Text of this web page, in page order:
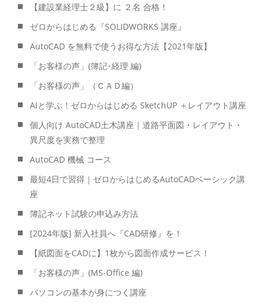
【建設業経理士２級】に ２名 合格！
ゼロからはじめる『SOLIDWORKS 講座』
AutoCAD を無料で使うお得な方法【2021年版】
「お客様の声」(簿記･経理 編)
「お客様の声」（ＣＡＤ編）
AIと学ぶ！ゼロからはじめる SketchUP ＋レイアウト講座
個人向け AutoCAD土木講座｜道路平面図・レイアウト・
異尺度を実務で整理
AutoCAD 機械 コース
最短4日で習得｜ゼロからはじめるAutoCADベーシック講
座
簿記ネット試験の申込み方法
[2024年版] 新入社員へ『CAD研修』を！
【紙図面をCADに】1枚から図面作成サービス！
「お客様の声」(MS-Office 編)
パソコンの基本が身につく講座